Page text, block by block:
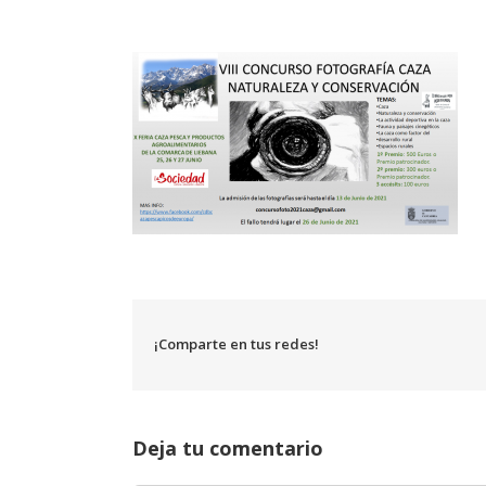
¡Comparte en tus redes!
Deja tu comentario